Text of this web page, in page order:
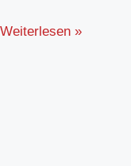
Weiterlesen »